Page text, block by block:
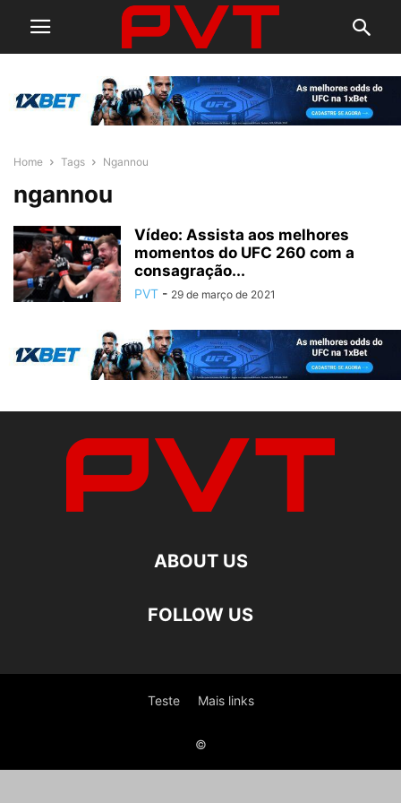
Home Tags Ngannou
ngannou
Vídeo: Assista aos melhores
momentos do UFC 260 com a
consagração...
PVT - 29 de março de 2021
ABOUT US
FOLLOW US
Teste Mais links
©